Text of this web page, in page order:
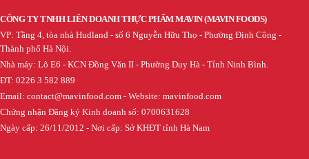
CÔNG TY TNHH LIÊN DOANH THỰC PHẨM MAVIN(MAVIN FOODS)
VP: Tầng 4, tòa nhà Hudland - số 6 Nguyễn Hữu Thọ - Phường Định Công -
Thành phố Hà Nội.
Nhà máy: Lô E6 - KCN Đồng Văn II - Phường Duy Hà - Tỉnh Ninh Bình.
ĐT: 0226 3 582 889
Email: contact@mavinfood.com - Website: mavinfood.com
Chứng nhận Đăng ký Kinh doanh số: 0700631628
Ngày cấp: 26/11/2012 - Nơi cấp: Sở KHĐT tỉnh Hà Nam